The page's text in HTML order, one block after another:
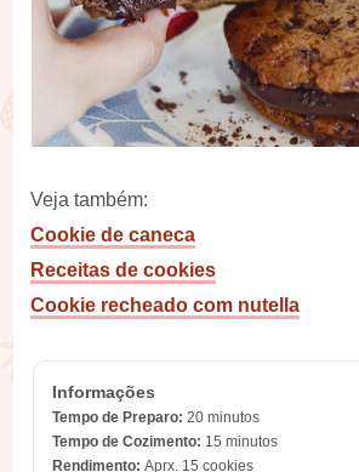
Veja também:
Cookie de caneca
Receitas de cookies
Cookie recheado com nutella
Informações
Tempo de Preparo:20 minutos
Tempo de Cozimento: 15 minutos
Rendimento:Aprx. 15 cookies